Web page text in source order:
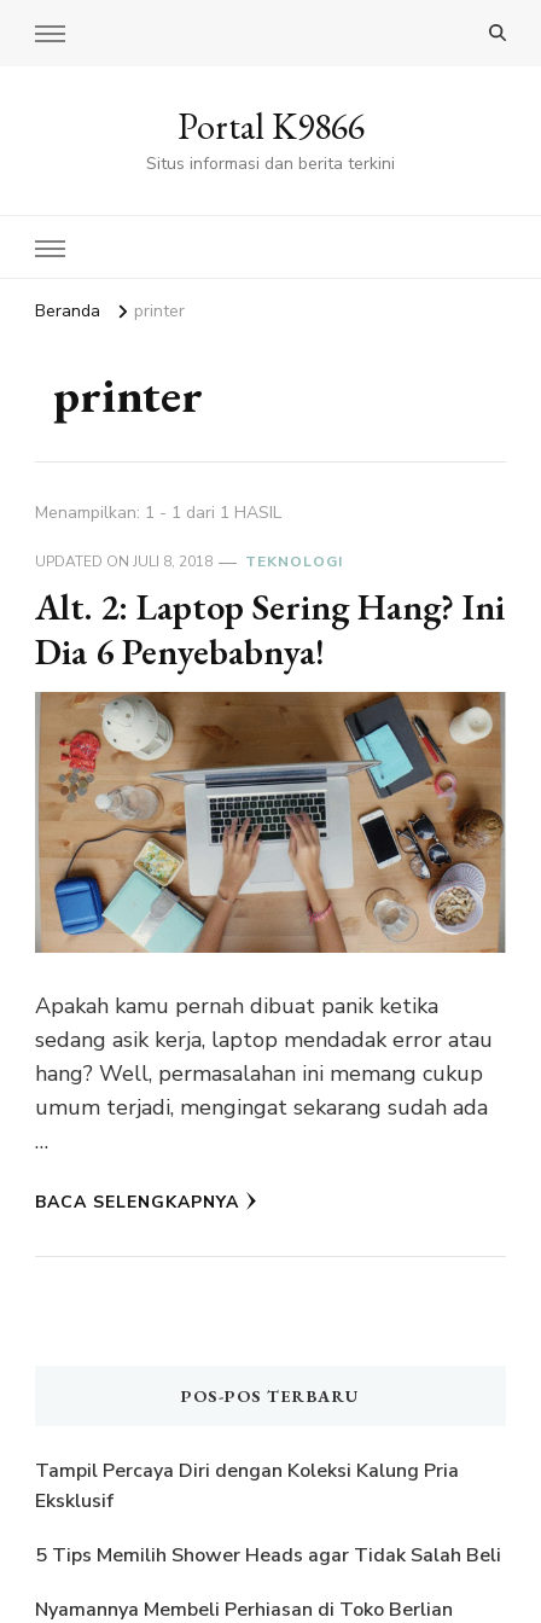
Portal K9866
Situs informasi dan berita terkini
Beranda printer
printer
Menampilkan: 1 - 1 dari 1 HASIL
UPDATED ON JULI 8, 2018 TEKNOLOGI
Alt. 2: Laptop Sering Hang? Ini
Dia 6 Penyebabnya!
Apakah kamu pernah dibuat panik ketika
sedang asik kerja, laptop mendadak error atau
hang? Well, permasalahan ini memang cukup
umum terjadi, mengingat sekarang sudah ada
…
BACA SELENGKAPNYA
POS-POS TERBARU
Tampil Percaya Diri dengan Koleksi Kalung Pria
Eksklusif
5 Tips Memilih Shower Heads agar Tidak Salah Beli
Nyamannya Membeli Perhiasan di Toko Berlian